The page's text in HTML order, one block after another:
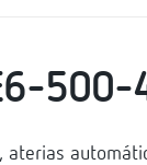
500-
aterias